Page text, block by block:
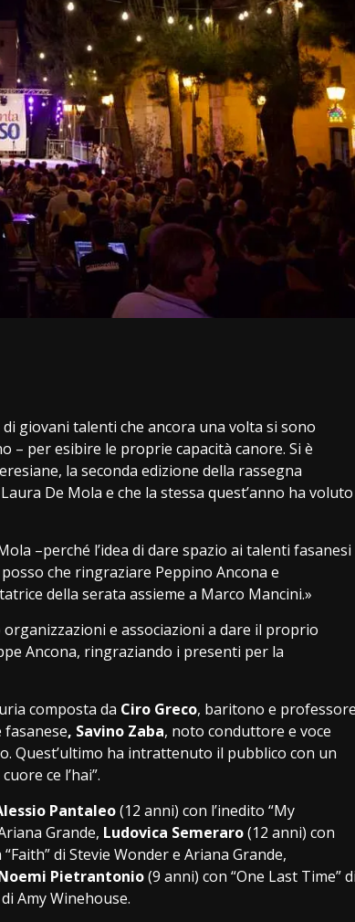
giovani talenti che ancora una volta si sono
– per esibire le proprie capacità canore. Si è
la seconda edizione della rassegna
De Mola e che la stessa quest’anno ha voluto
–perché l’idea di dare spazio ai talenti fasanesi
che ringraziare Peppino Ancona e
della serata assieme a Marco Mancini.»
e associazioni a dare il proprio
Ancona, ringraziando i presenti per la
composta da Ciro Greco, baritono e professore
fasanese, Savino Zaba, noto conduttore e voce
Quest’ultimo ha intrattenuto il pubblico con un
ce l’hai”.
Pantaleo(12 anni) con l’inedito “My
Grande, Ludovica Semeraro(12 anni) con
di Stevie Wonder e Ariana Grande,
Pietrantonio(9 anni) con “One Last Time” di
Amy Winehouse.